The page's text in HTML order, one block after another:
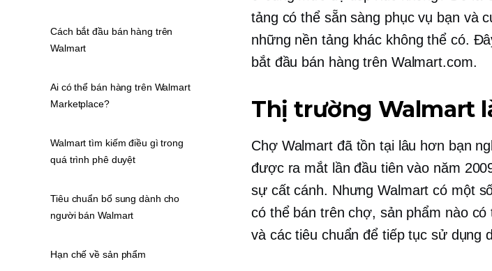
tảng có thể sẵn sàng phục vụ bạn và
những nền tảng khác không thể có.
bắt đầu bán hàng trên Walmart.com.
Thị trường Walmart
Chợ Walmart đã tồn tại lâu hơn bạn
được ra mắt lần đầu tiên vào năm
sự cất cánh. Nhưng Walmart có một
có thể bán trên chợ, sản phẩm nào
và các tiêu chuẩn để tiếp tục sử dụng
Cách bắt đầu bán hàng trên
Walmart
Ai có thể bán hàng trên Walmart
Marketplace?
Walmart tìm kiếm điều gì trong
quá trình phê duyệt
Tiêu chuẩn bổ sung dành cho
người bán Walmart
Hạn chế về sản phẩm